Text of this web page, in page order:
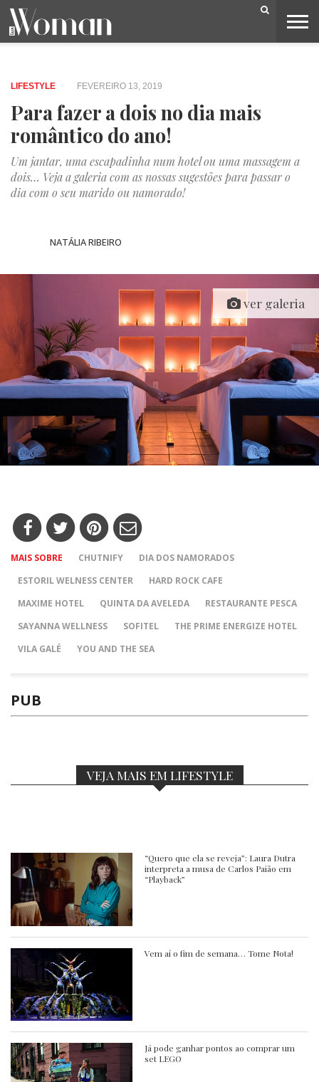
LIFESTYLE FEVEREIRO 13, 2019
Para fazer a dois no dia mais
romântico do ano!
Um jantar, uma escapadinha num hotel ou uma massagem a
dois… Veja a galeria com as nossas sugestões para passar o
dia com o seu marido ou namorado!
NATÁLIA RIBEIRO
ver galeria
MAIS SOBRE CHUTNIFY
DIA DOS NAMORADOS
ESTORIL WELNESS CENTER
HARD ROCK CAFE
MAXIME HOTEL
QUINTA DA AVELEDA
RESTAURANTE PESCA
SAYANNA WELLNESS
SOFITEL
THE PRIME ENERGIZE HOTEL
VILA GALÉ
YOU AND THE SEA
PUB
VEJA MAIS EM LIFESTYLE
“Quero que ela se reveja”: Laura Dutra
interpreta a musa de Carlos Paião em
“Playback”
Vem aí o fim de semana… Tome Nota!
Já pode ganhar pontos ao comprar um
set LEGO